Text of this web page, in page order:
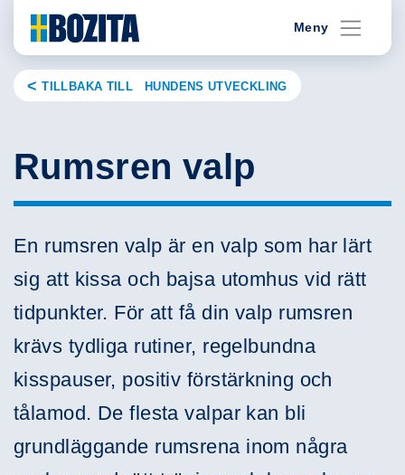
content
Meny
TILLBAKA TILL HUNDENS UTVECKLING
Rumsren valp
En rumsren valp är en valp som har lärt
sig att kissa och bajsa utomhus vid rätt
tidpunkter. För att få din valp rumsren
krävs tydliga rutiner, regelbundna
kisspauser, positiv förstärkning och
tålamod. De flesta valpar kan bli
grundläggande rumsrena inom några